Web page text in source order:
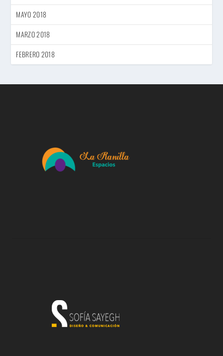
MAYO 2018
MARZO 2018
FEBRERO 2018